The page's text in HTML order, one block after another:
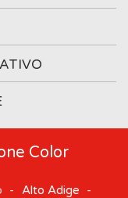
Color
- Alto Adige
-